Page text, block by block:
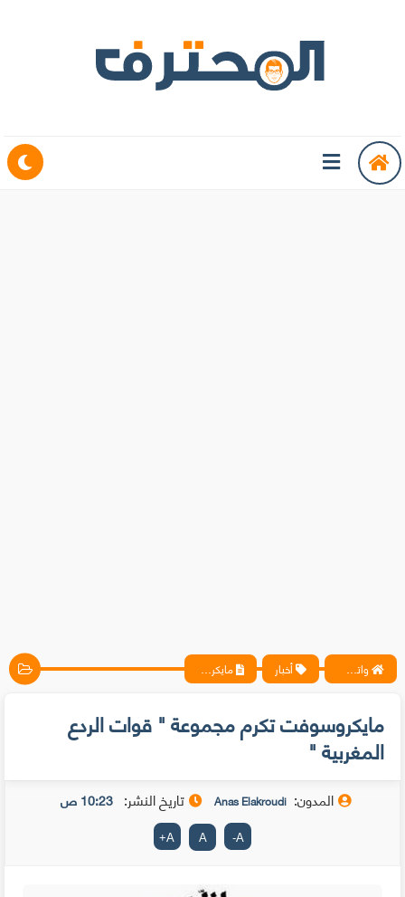
واتس آب ، فيسبوك ، أنترنت ، شروحات تقنية حصرية - المحترف أخبار مايكروسوفت تكرم مجموعة " قوات الردع المغربية "
مايكروسوفت تكرم مجموعة " قوات الردع
المغربية "
المدون: Anas Elakroudi تاريخ النشر: 10:23 ص
A
-
A
A
+